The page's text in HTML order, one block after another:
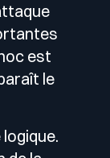
est
le